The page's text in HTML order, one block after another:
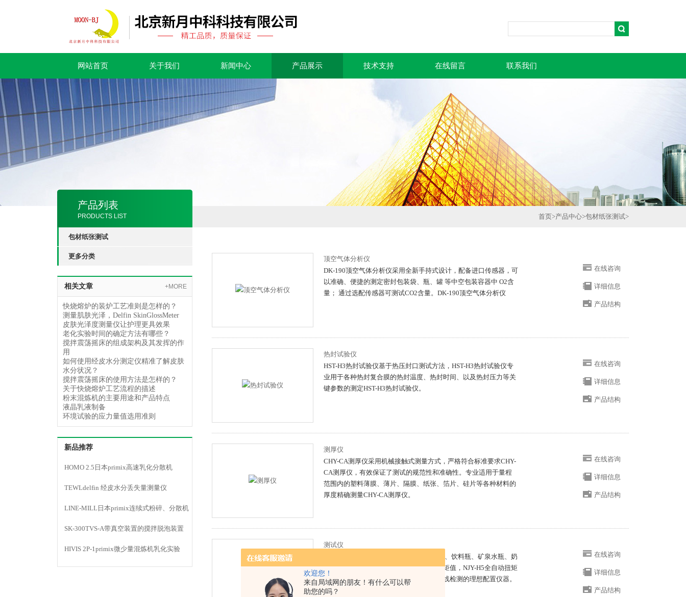
欢迎您！
来自局域网的朋友！有什么可以帮
助您的吗？
网站首页 关于我们 新闻中心 产品展示 技术支持 在线留言 联系我们
产品列表
PRODUCTS LIST
包材纸张测试
更多分类
相关文章 +MORE
快烧熔炉的装炉工艺准则是怎样的？
测量肌肤光泽，Delfin SkinGlossMeter
皮肤光泽度测量仪让护理更具效果
老化实验时间的确定方法有哪些？
搅拌震荡摇床的组成架构及其发挥的作
用
如何使用经皮水分测定仪精准了解皮肤
水分状况？
搅拌震荡摇床的使用方法是怎样的？
关于快烧熔炉工艺流程的描述
粉末混炼机的主要用途和产品特点
液晶乳液制备
环境试验的应力量值选用准则
新品推荐
HOMO 2.5日本primix高速乳化分散机
TEWLdelfin 经皮水分丢失量测量仪
LINE-MILL日本primix连续式粉碎、分散机
LINE MILL
SK-300TVS-A带真空装置的搅拌脱泡装置
HIVIS 2P-1primix微少量混炼机乳化实验
首页>产品中心>包材纸张测试>
顶空气体分析仪
DK-190顶空气体分析仪采用全新手持式设计，配备进口传感器，可
以准确、便捷的测定密封包装袋、瓶、罐 等中空包装容器中 O2含
量； 通过选配传感器可测试CO2含量。DK-190顶空气体分析仪
在线咨询
详细信息
产品结构
热封试验仪
HST-H3热封试验仪基于热压封口测试方法，HST-H3热封试验仪专
业用于各种热封复合膜的热封温度、热封时间、以及热封压力等关
键参数的测定HST-H3热封试验仪。
在线咨询
详细信息
产品结构
测厚仪
CHY-CA测厚仪采用机械接触式测量方式，严格符合标准要求CHY-
CA测厚仪，有效保证了测试的规范性和准确性。专业适用于量程
范围内的塑料薄膜、薄片、隔膜、纸张、箔片、硅片等各种材料的
厚度精确测量CHY-CA测厚仪。
在线咨询
详细信息
产品结构
测试仪
NJY-H5全自动扭矩测试仪适用于检测瓶装、饮料瓶、矿泉水瓶、奶
瓶等包装产品瓶盖锁紧、开启及旋紧的扭矩值，NJY-H5全自动扭矩
测试仪是广大包装行业生产单位离线或在线检测的理想配置仪器。
NJY-H5全自动扭矩测试仪
在线咨询
详细信息
产品结构